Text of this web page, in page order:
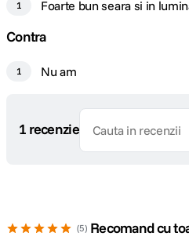
1 Foarte bun seara si in
Contra
1 Nu am
1 recenzie
5 Recomand cu